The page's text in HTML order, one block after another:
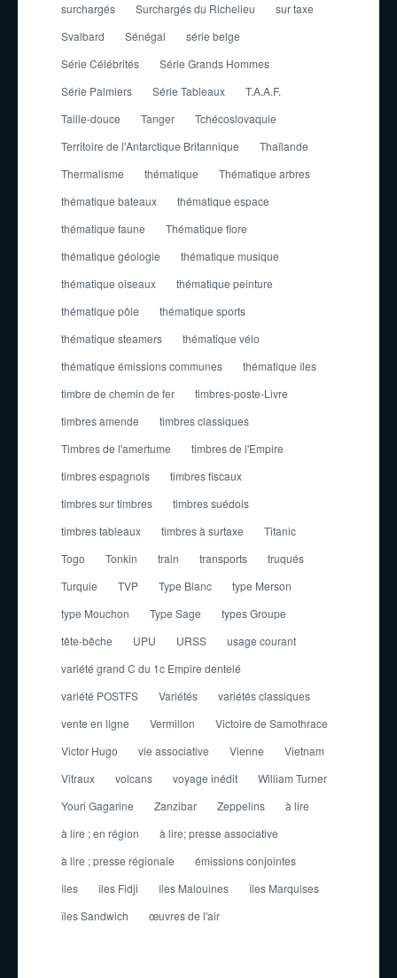
surchargés
Surchargés du Richelieu
sur taxe
Svalbard
Sénégal
série belge
Série Célébrités
Série Grands Hommes
Série Palmiers
Série Tableaux
T.A.A.F.
Taille-douce
Tanger
Tchécoslovaquie
Territoire de l'Antarctique Britannique
Thaïlande
Thermalisme
thématique
Thématique arbres
thématique bateaux
thématique espace
thématique faune
Thématique flore
thématique géologie
thématique musique
thématique oiseaux
thématique peinture
thématique pôle
thématique sports
thématique steamers
thématique vélo
thématique émissions communes
thématique îles
timbre de chemin de fer
timbres-poste-Livre
timbres amende
timbres classiques
Timbres de l'amertume
timbres de l'Empire
timbres espagnols
timbres fiscaux
timbres sur timbres
timbres suédois
timbres tableaux
timbres à surtaxe
Titanic
Togo
Tonkin train transports
truqués
Turquie
TVP Type Blanc
type Merson
type Mouchon
Type Sage
types Groupe
tête-bêche
UPU URSS
usage courant
variété grand C du 1c Empire dentelé
variété POSTFS
Variétés
variétés classiques
vente en ligne
Vermillon
Victoire de Samothrace
Victor Hugo
vie associative Vienne
Vietnam
Vitraux
volcans voyage inédit
William Turner
Youri Gagarine
Zanzibar Zeppelins
à lire
à lire ; en région
à lire; presse associative
à lire ; presse régionale
émissions conjointes
îles
îles Fidji îles Malouines
îles Marquises
îles Sandwich
œuvres de l'air